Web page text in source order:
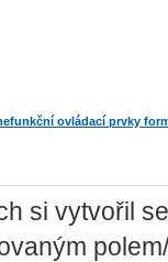
ovládací prvky
si vytvořil